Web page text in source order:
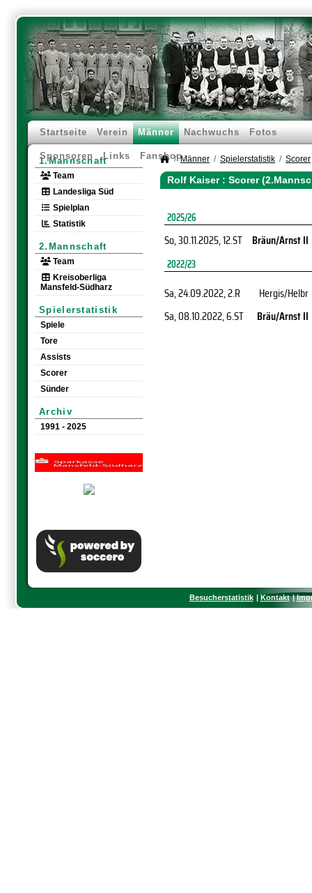
Startseite Verein Männer Nachwuchs Fotos
Sponsoren Links Fanshop
1.Mannschaft
Team
Landesliga Süd
Spielplan
Statistik
2.Mannschaft
Team
Kreisoberliga
Mansfeld-Südharz
Spielerstatistik
Spiele
Tore
Assists
Scorer
Sünder
Archiv
1991 - 2025
Männer Spielerstatistik Scorer
Rolf Kaiser : Scorer
2025/26
So, 30.11.2025, 12.ST Bräun/Arnst II
2022/23
Sa, 24.09.2022, 2.R
Hergis/Helbr
Sa, 08.10.2022, 6.ST Bräu/Arnst II
Besucherstatistik Kontakt